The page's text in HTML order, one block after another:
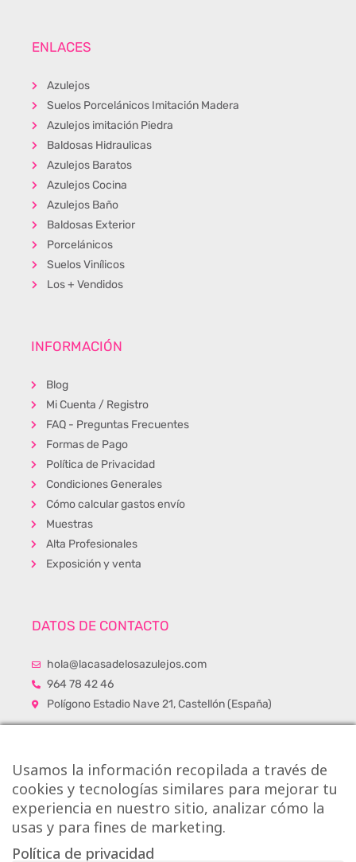
ENLACES
Azulejos
Suelos Porcelánicos Imitación Madera
Azulejos imitación Piedra
Baldosas Hidraulicas
Azulejos Baratos
Azulejos Cocina
Azulejos Baño
Baldosas Exterior
Porcelánicos
Suelos Vinílicos
Los + Vendidos
INFORMACIÓN
Blog
Mi Cuenta / Registro
FAQ - Preguntas Frecuentes
Formas de Pago
Política de Privacidad
Condiciones Generales
Cómo calcular gastos envío
Muestras
Alta Profesionales
Exposición y venta
DATOS DE CONTACTO
hola@lacasadelosazulejos.com
964 78 42 46
Polígono Estadio Nave 21, Castellón (España)
Usamos la información recopilada a través de
cookies y tecnologías similares para mejorar tu
experiencia en nuestro sitio, analizar cómo la
usas y para fines de marketing.
Política de privacidad